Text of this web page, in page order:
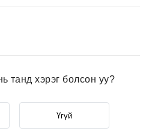
танд хэрэг болсон уу?
Үгүй